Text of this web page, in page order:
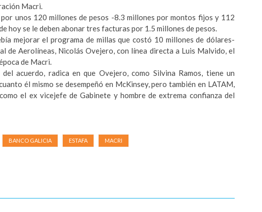
Macri.
unos 120 millones de pesos -8.3 millones por montos fijos y 112
hoy se le deben abonar tres facturas por 1.5 millones de pesos.
mejorar el programa de millas que costó 10 millones de dólares-
de Aerolíneas, Nicolás Ovejero, con línea directa a Luis Malvido, el
de Macri.
acuerdo, radica en que Ovejero, como Silvina Ramos, tiene un
él mismo se desempeñó en McKinsey, pero también en LATAM,
el ex vicejefe de Gabinete y hombre de extrema confianza del
BANCO GALICIA ESTAFA MACRI